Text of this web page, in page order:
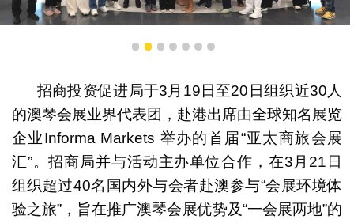
超过40名“亚太商旅会展汇”国内外客商在 3月21日赴澳参
1 2 3 4 5 6 7
招商投资促进局于3月19日至20日组织近30人
的澳琴会展业界代表团，赴港出席由全球知名展览
企业Informa Markets 举办的首届“亚太商旅会展
汇”。招商局并与活动主办单位合作，在3月21日
组织超过40名国内外与会者赴澳参与“会展环境体
验之旅”，旨在推广澳琴会展优势及“一会展两地”的